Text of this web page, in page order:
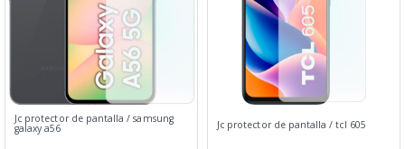
Jc protector de pantalla / samsung
galaxy a56 Jc protector de pantalla / tcl 605